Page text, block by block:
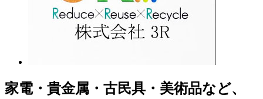
家電・貴金属・古民具・美術品など、